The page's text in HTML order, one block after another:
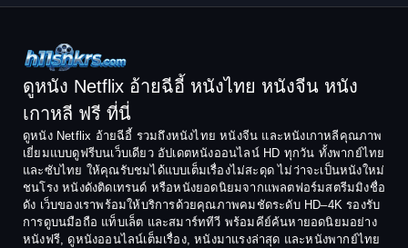
Comedy ตลก
Coming-of-age ชีวิตวัยรุ่น
Crime อาชญากรรม
Crime อาชญากรรม
1994
1992
1991
1990
1988
1987
1986
1985
1984
1983
1982
1981
1980
1978
ดูหนัง Netflix อ้ายฉีอี้ หนังไทย หนังจีน หนัง
เกาหลี ฟรี ที่นี่
ดูหนัง Netflix อ้ายฉีอี้ รวมถึงหนังไทย หนังจีน และหนังเกาหลีคุณภาพ
เยี่ยมแบบดูฟรีบนเว็บเดียว อัปเดตหนังออนไลน์ HD ทุกวัน ทั้งพากย์ไทย
และซับไทย ให้คุณรับชมได้แบบเต็มเรื่องไม่สะดุด ไม่ว่าจะเป็นหนังใหม่
ชนโรง หนังดังติดเทรนด์ หรือหนังยอดนิยมจากแพลตฟอร์มสตรีมมิงชื่อ
ดัง เว็บของเราพร้อมให้บริการด้วยคุณภาพคมชัดระดับ HD–4K รองรับ
การดูบนมือถือ แท็บเล็ต และสมาร์ททีวี พร้อมคีย์ค้นหายอดนิยมอย่าง
หนังฟรี, ดูหนังออนไลน์เต็มเรื่อง, หนังมาแรงล่าสุด และหนังพากย์ไทย